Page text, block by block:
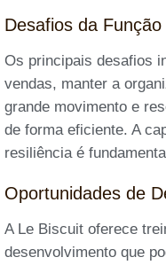
Desafios da Função
Os principais desafios
vendas, manter a
grande movimento e
de forma eficiente. A
resiliência é
Oportunidades de
A Le Biscuit oferece
desenvolvimento que